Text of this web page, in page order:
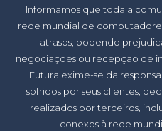
Informamos que toda a
rede mundial de
atrasos, podendo
negociações ou recepção de
Futura exime-se da
sofridos por seus clientes,
realizados por terceiros,
conexos à rede